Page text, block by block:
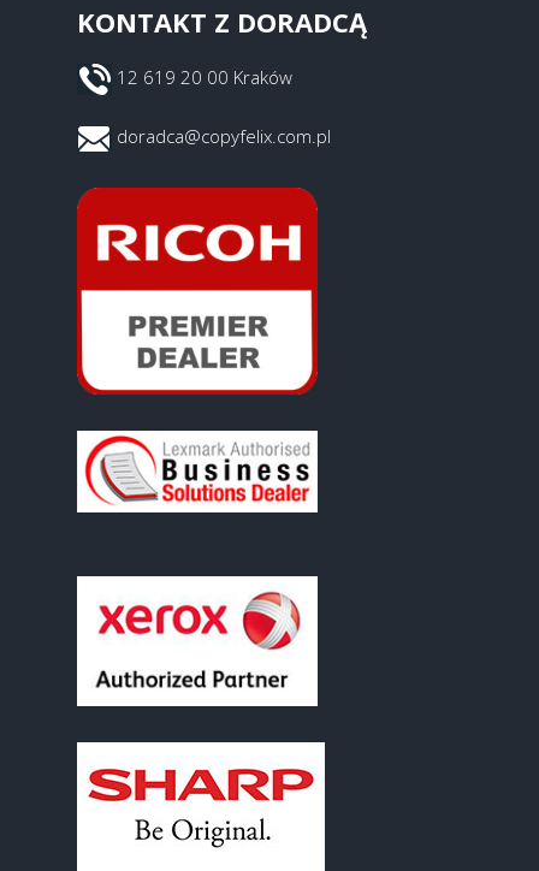
KONTAKT Z DORADCĄ
12 619 20 00 Kraków
doradca@copyfelix.com.pl